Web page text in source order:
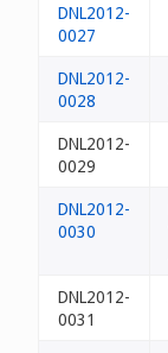
DNL2012-
0027
DNL2012-
0028
DNL2012-
0029
DNL2012-
0030
DNL2012-
0031